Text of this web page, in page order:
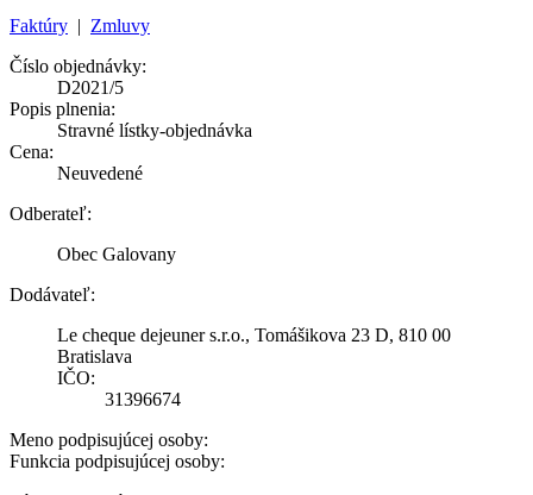
Faktúry | Zmluvy
Číslo objednávky:
D2021/5
Popis plnenia:
Stravné lístky-objednávka
Cena:
Neuvedené
Odberateľ:
Obec Galovany
Dodávateľ:
Le cheque dejeuner s.r.o., Tomášikova 23 D, 810 00
Bratislava
IČO:
31396674
Meno podpisujúcej osoby:
Funkcia podpisujúcej osoby: